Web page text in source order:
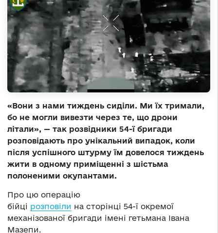
«Вони з нами тиждень сиділи. Ми їх тримали,
бо не могли вивезти через те, що дрони
літали», — так розвідники 54-ї бригади
розповідають про унікальний випадок, коли
після успішного штурму їм довелося тиждень
жити в одному приміщенні з шістьма
полоненими окупантами.
Про цю операцію
бійці розповіли на сторінці 54-ї окремої
механізованої бригади імені гетьмана Івана
Мазепи.